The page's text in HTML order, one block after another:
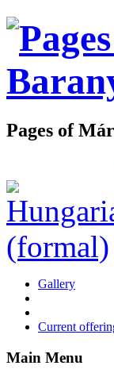
Pages of
Gallery
Current
Main Menu